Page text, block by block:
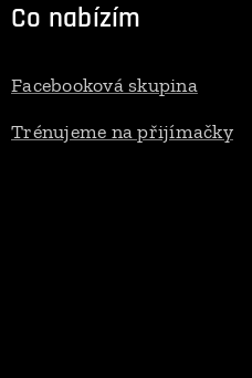
Co nabízím
Facebooková skupina
Trénujeme na přijímačky